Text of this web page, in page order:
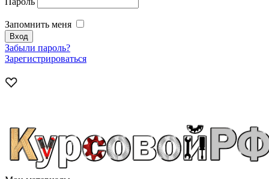
Запомнить меня
Забыли пароль?
Зарегистрироваться